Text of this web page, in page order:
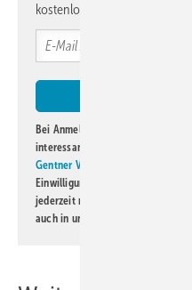
kostenlos direkt ins Postfach.
Bei Anmeldung zu diesem
interessante Verlags- und Online-
Gentner Verlag GmbH & Co. KG
Einwilligung kann ich jederzeit
jederzeit möglich. Informationen
auch in unserer